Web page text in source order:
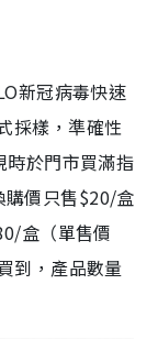
新冠病毒快速
採樣，準確性
於門市買滿指
購價只售$20/盒
盒（單售價
到，產品數量